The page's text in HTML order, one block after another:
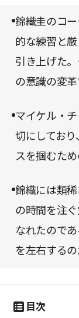
錦織圭のコ
的な練習と
引き上げた
の意識の変革
マイケル・
切にしてお
スを掴むた
錦織には類
の時間を注
なれたので
を左右するの
目次